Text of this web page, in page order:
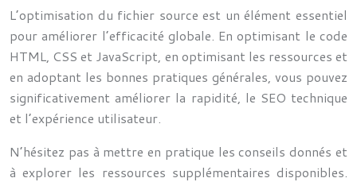
L’optimisation du fichier source est un élément essentiel
pour améliorer l’efficacité globale. En optimisant le code
HTML, CSS et JavaScript, en optimisant les ressources et
en adoptant les bonnes pratiques générales, vous pouvez
significativement améliorer la rapidité, le SEO technique
et l’expérience utilisateur.
N’hésitez pas à mettre en pratique les conseils donnés et
à explorer les ressources supplémentaires disponibles.